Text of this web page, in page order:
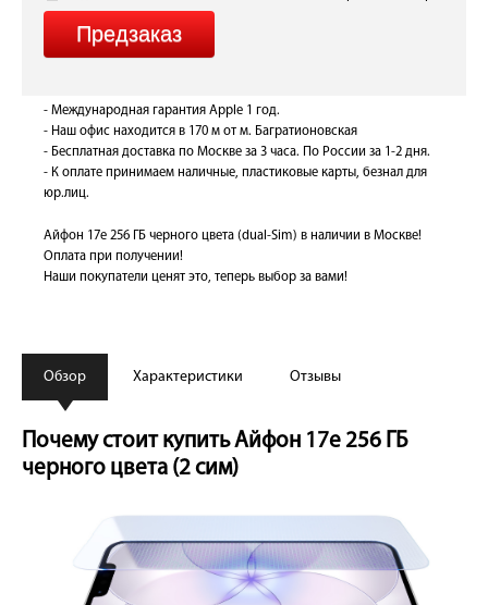
- Международная гарантия Apple 1 год.
- Наш офис находится в 170 м от м. Багратионовская
- Бесплатная доставка по Москве за 3 часа. По России за 1-2 дня.
- К оплате принимаем наличные, пластиковые карты, безнал для
юр.лиц.
Айфон 17е 256 ГБ черного цвета (dual-Sim) в наличии в Москве!
Оплата при получении!
Наши покупатели ценят это, теперь выбор за вами!
Обзор Характеристики Отзывы
Почему стоит купить Айфон 17е 256 ГБ
черного цвета (2 сим)